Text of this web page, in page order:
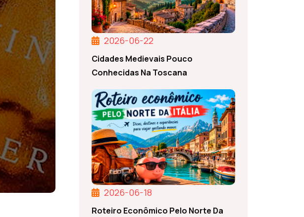
2026-06-22
Cidades Medievais Pouco
Conhecidas Na Toscana
2026-06-18
Roteiro Econômico Pelo Norte Da